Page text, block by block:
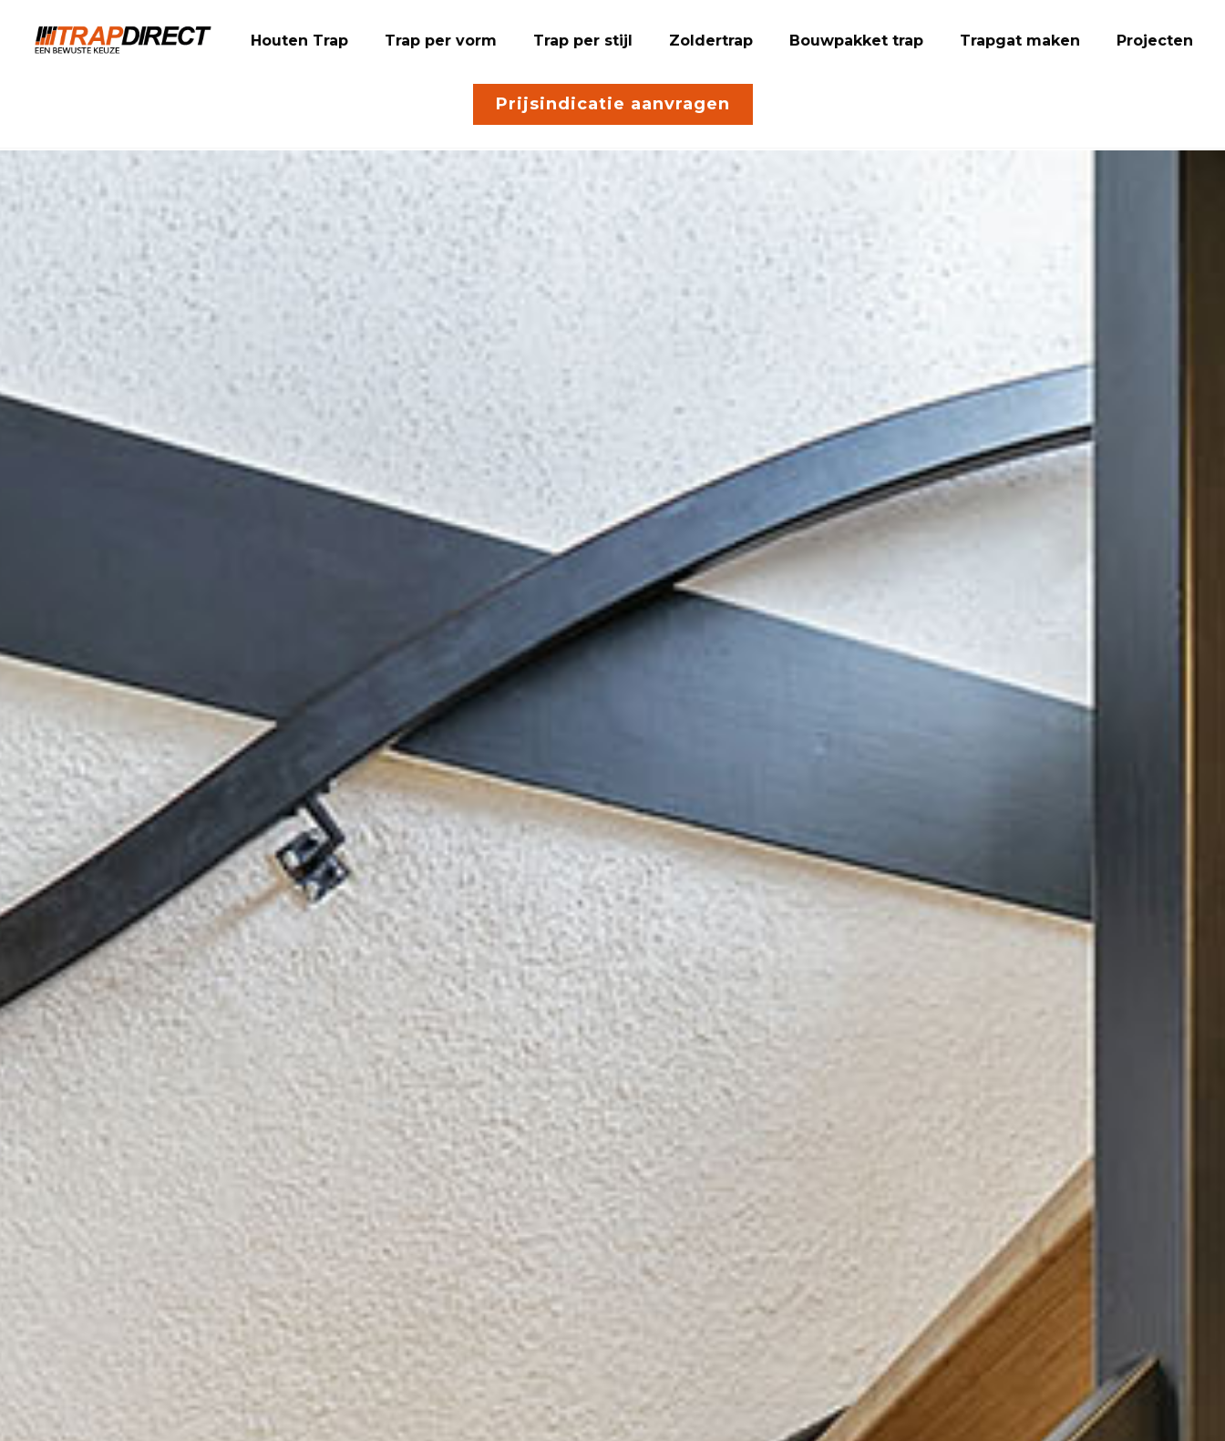
Houten Trap Trap per vorm Trap per stijl Zoldertrap Bouwpakket trap Trapgat maken Projecten
Prijsindicatie aanvragen